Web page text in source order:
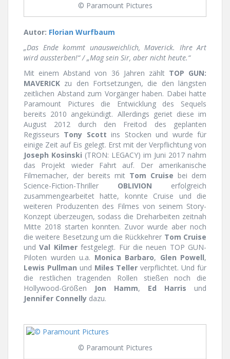
© Paramount Pictures
Autor: Florian Wurfbaum
„Das Ende kommt unausweichlich, Maverick. Ihre Art
wird aussterben!“ /„Mag sein Sir, aber nicht heute.“
Mit einem Abstand von 36 Jahren zählt TOP GUN:
MAVERICK zu den Fortsetzungen, die den längsten
zeitlichen Abstand zum Vorgänger haben. Dabei hatte
Paramount Pictures die Entwicklung des Sequels
bereits 2010 angekündigt. Allerdings geriet diese im
August 2012 durch den Freitod des geplanten
Regisseurs Tony Scott ins Stocken und wurde für
einige Zeit auf Eis gelegt. Erst mit der Verpflichtung von
Joseph Kosinski (TRON: LEGACY) im Juni 2017 nahm
das Projekt wieder Fahrt auf. Der amerikanische
Filmemacher, der bereits mit Tom Cruise bei dem
Science-Fiction-Thriller OBLIVION erfolgreich
zusammengearbeitet hatte, konnte Cruise und die
weiteren Produzenten des Filmes von seinem Story-
Konzept überzeugen, sodass die Dreharbeiten zeitnah
Mitte 2018 starten konnten. Zuvor wurde aber noch
die weitere Besetzung um die Rückkehrer Tom Cruise
undVal Kilmerfestgelegt. Für die neuen TOP GUN-
Piloten wurden u.a. Monica Barbaro, Glen Powell,
Lewis Pullman und Miles Teller verpflichtet. Und für
die restlichen tragenden Rollen stießen noch die
Hollywood-Größen
Jon Hamm, Ed Harris und
Jennifer Connelly dazu.
© Paramount Pictures